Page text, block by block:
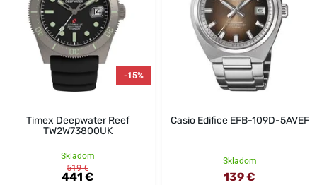
-15%
Timex Deepwater Reef
TW2W73800UK
Skladom
519 €
441 €
Casio Edifice EFB-109D-5AVEF
Skladom
139 €